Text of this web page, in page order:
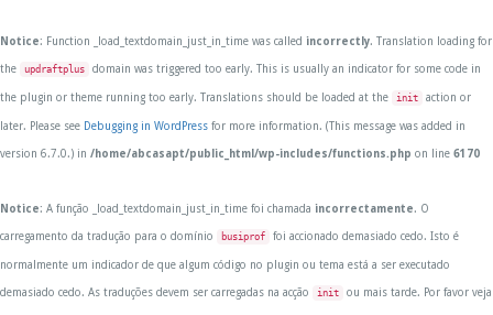
Notice: Function _load_textdomain_just_in_time was called incorrectly. Translation loading for
the updraftplus domain was triggered too early. This is usually an indicator for some code in
the plugin or theme running too early. Translations should be loaded at the init action or
later. Please see Debugging in WordPress for more information. (This message was added in
version 6.7.0.) in /home/abcasapt/public_html/wp-includes/functions.php on line 6170
Notice: A função _load_textdomain_just_in_time foi chamada incorrectamente. O
carregamento da tradução para o domínio busiprof foi accionado demasiado cedo. Isto é
normalmente um indicador de que algum código no plugin ou tema está a ser executado
demasiado cedo. As traduções devem ser carregadas na acção init ou mais tarde. Por favor veja